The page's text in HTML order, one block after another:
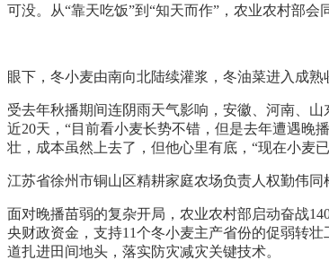
可没。从“靠天吃饭”到“知天而作”，农业农村部
眼下，冬小麦由南向北陆续灌浆，冬油菜进入成
受去年秋播期间连阴雨天气影响，安徽、河南、
近20天，“目前看小麦长势不错，但是去年遭遇晚
壮，成本虽然上去了，但他心里有底，“现在小麦
江苏省徐州市铜山区精耕家庭农场负责人权勤伟
面对晚播苗弱的复杂开局，农业农村部启动奋战
央财政资金，支持11个冬小麦主产省份的促弱转
道扎进田间地头，落实防灾减灾关键技术。